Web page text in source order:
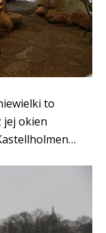
to
jej okien